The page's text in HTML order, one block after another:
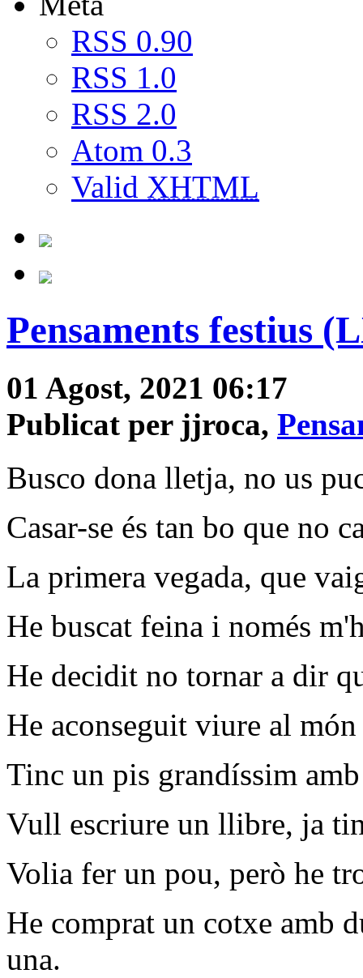
RSS 0.90
RSS 1.0
RSS 2.0
Atom 0.3
Valid XHTML
Pensaments festius
01 Agost, 2021 06:17
Publicat per jjroca,
Busco dona lletja, no us
Casar-se és tan bo que no
La primera vegada, que
He buscat feina i només
He decidit no tornar a dir
He aconseguit viure al
Tinc un pis grandíssim
Vull escriure un llibre, ja
Volia fer un pou, però he
He comprat un cotxe amb
una.